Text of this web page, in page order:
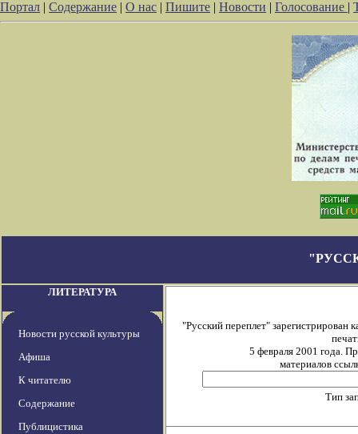
Портал | Содержание | О нас | Пишите | Новости | Голосование |
ЛИТЕРАТУРА
Новости русской культуры
Афиша
К читателю
Содержание
Публицистика
"Русский переплет"
5 февраля 2001 года.
материалов
Тип